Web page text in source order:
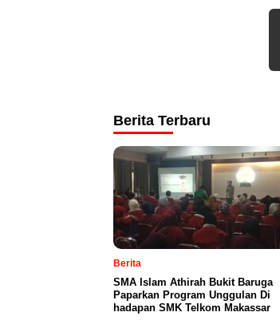
Berita Terbaru
Berita
SMA Islam Athirah Bukit Baruga
Paparkan Program Unggulan Di
hadapan SMK Telkom Makassar